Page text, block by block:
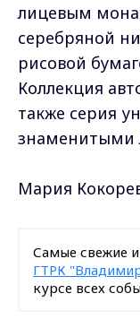
лицевым
серебряной
рисовой
Коллекция
также серия
знаменитыми
Мария
Самые свежие
ГТРК
курсе всех